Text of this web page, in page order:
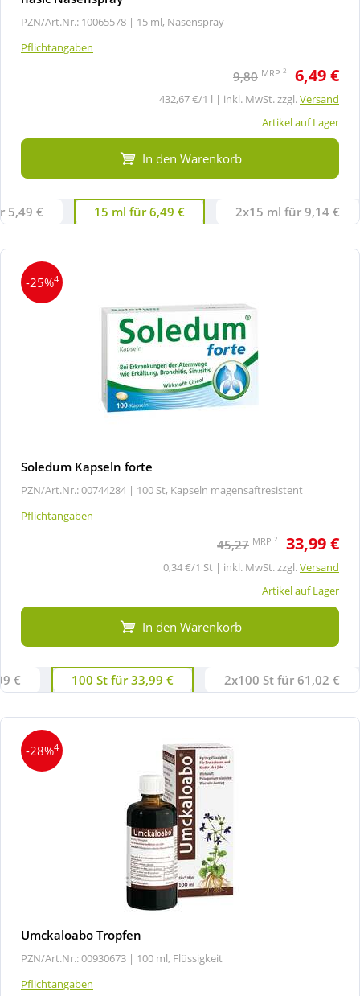
PZN/Art.Nr.: 10065578 | 15 ml, Nasenspray
Pflichtangaben
9,80 MRP 2 6,49 €
432,67 €/1 l | inkl. MwSt. zzgl.Versand
Artikel auf Lager
In den Warenkorb
5,49 € 15 ml für 6,49 € 2x15 ml für 9,14 €
-25%4
Soledum Kapseln forte
PZN/Art.Nr.: 00744284 | 100 St, Kapseln magensaftresistent
Pflichtangaben
45,27 MRP 2 33,99 €
0,34 €/1 St | inkl. MwSt. zzgl.Versand
Artikel auf Lager
In den Warenkorb
€ 100 St für 33,99 € 2x100 St für 61,02 €
-28%4
Umckaloabo Tropfen
PZN/Art.Nr.: 00930673 | 100 ml, Flüssigkeit
Pflichtangaben